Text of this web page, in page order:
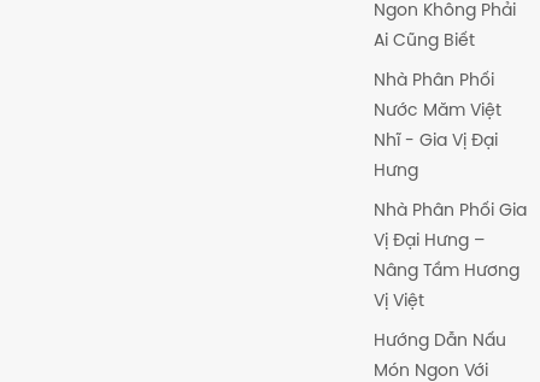
Ngon Không Phải
Ai Cũng Biết
Nhà Phân Phối
Nước Măm Việt
Nhĩ - Gia Vị Đại
Hưng
Nhà Phân Phối Gia
Vị Đại Hưng –
Nâng Tầm Hương
Vị Việt
Hướng Dẫn Nấu
Món Ngon Với